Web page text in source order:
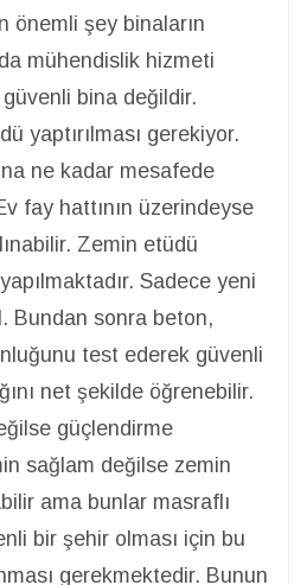
önemli şey binaların
mühendislik hizmeti
güvenli bina değildir.
yaptırılması gerekiyor.
ne kadar mesafede
fay hattının üzerindeyse
Zemin etüdü
Sadece yeni
Bundan sonra beton,
test ederek güvenli
net şekilde öğrenebilir.
güçlendirme
sağlam değilse zemin
ama bunlar masraflı
bir şehir olması için bu
gerekmektedir. Bunun